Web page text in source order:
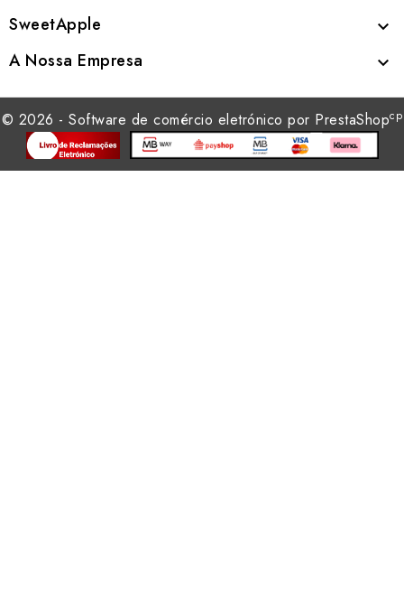
SweetApple 
A Nossa Empresa 
© 2026 - Software de comércio eletrónico por PrestaShopcp